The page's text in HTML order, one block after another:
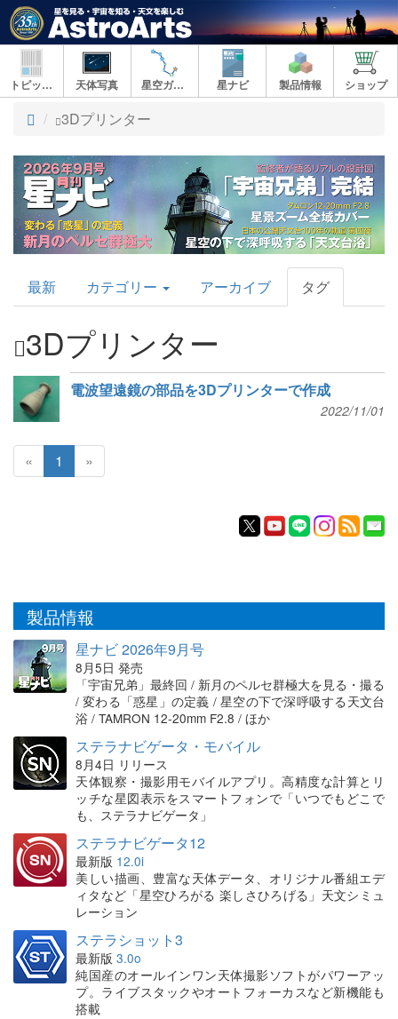
トピックス 天体写真 星空ガイド 星ナビ 製品情報 ショップ
ト
プ
3Dプリンター
AstroArts
Topics
最新 カテゴリー アーカイブ タグ
3Dプリンター
電波望遠鏡の部品を3Dプリンターで作成
2022/11/01
« 1 »
製品情報
星ナビ 2026年9月号
8月5日 発売
「宇宙兄弟」最終回 / 新月のペルセ群極大を見る・撮る
/ 変わる「惑星」の定義 / 星空の下で深呼吸する天文台
浴 / TAMRON 12-20mm F2.8 / ほか
ステラナビゲータ・モバイル
8月4日 リリース
天体観察・撮影用モバイルアプリ。高精度な計算とリ
ッチな星図表示をスマートフォンで「いつでもどこで
も、ステラナビゲータ」
ステラナビゲータ12
最新版 12.0i
美しい描画、豊富な天体データ、オリジナル番組エデ
ィタなど「星空ひろがる 楽しさひろげる」天文シミュ
レーション
ステラショット3
最新版 3.0o
純国産のオールインワン天体撮影ソフトがパワーアッ
プ。ライブスタックやオートフォーカスなど新機能も
搭載